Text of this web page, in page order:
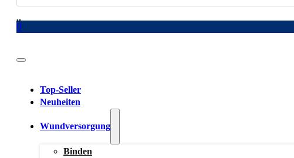
search
0
Top-Seller
Neuheiten
Wundversorgung
Binden